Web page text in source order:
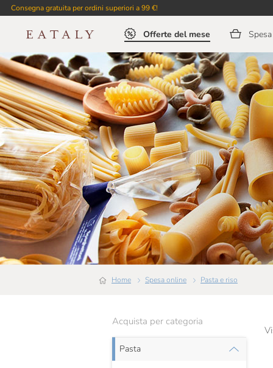
Consegna gratuita per ordini superiori a 99 €!
Offerte del mese
Home Spesa online Pasta e riso
Acquista per categoria
Pasta